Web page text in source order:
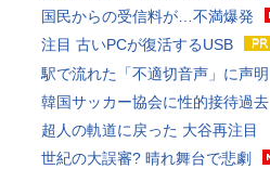
国民からの受信料が…不満爆発
注目 古いPCが復活するUSB
駅で流れた「不適切音声」に声明
韓国サッカー協会に性的接待過去
超人の軌道に戻った 大谷再注目
世紀の大誤審? 晴れ舞台で悲劇